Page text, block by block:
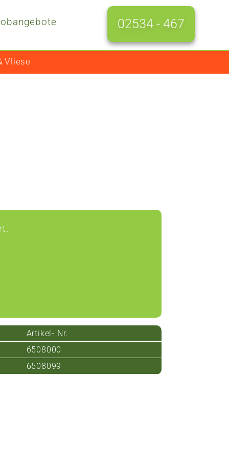
02534 - 467
Vliese
Artikel- Nr.
6508000
6508099